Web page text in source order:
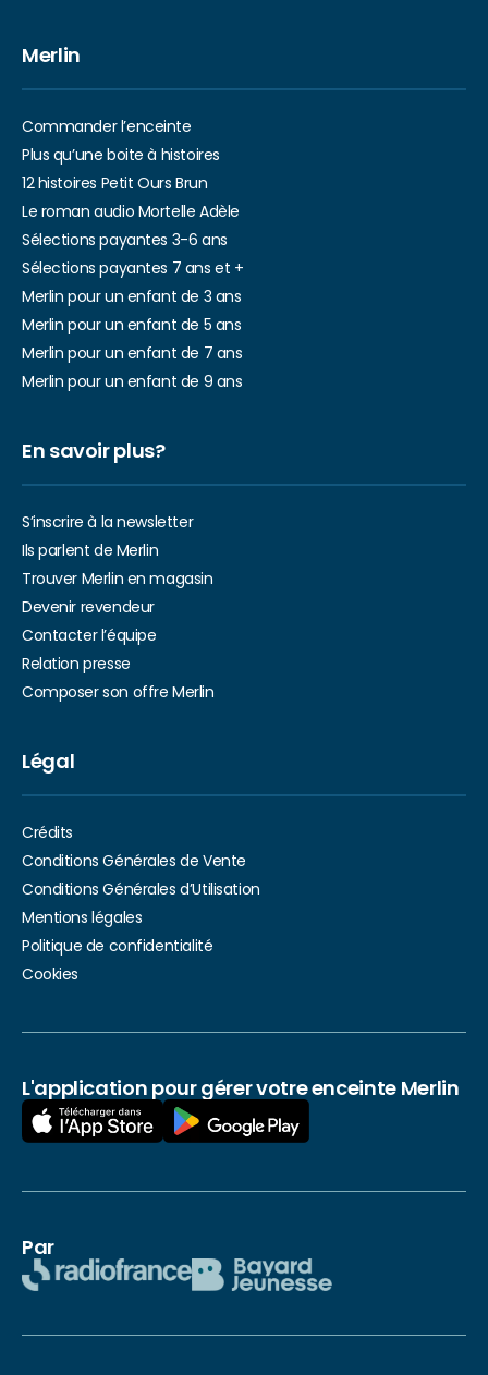
Merlin
Commander l’enceinte
Plus qu’une boite à histoires
12 histoires Petit Ours Brun
Le roman audio Mortelle Adèle
Sélections payantes 3-6 ans
Sélections payantes 7 ans et +
Merlin pour un enfant de 3 ans
Merlin pour un enfant de 5 ans
Merlin pour un enfant de 7 ans
Merlin pour un enfant de 9 ans
En savoir plus?
S’inscrire à la newsletter
Ils parlent de Merlin
Trouver Merlin en magasin
Devenir revendeur
Contacter l’équipe
Relation presse
Composer son offre Merlin
Légal
Crédits
Conditions Générales de Vente
Conditions Générales d’Utilisation
Mentions légales
Politique de confidentialité
Cookies
L'application pour gérer votre enceinte Merlin
Par